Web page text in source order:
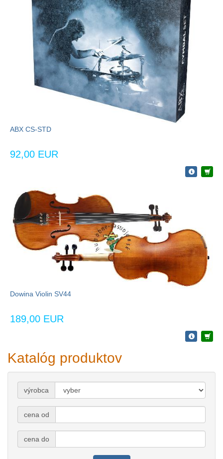
ABX CS-STD
92,00 EUR
Dowina Violin SV44
189,00 EUR
Katalóg produktov
výrobca
cena od
cena do